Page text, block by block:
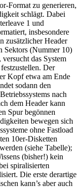
Format zu generieren,
schlägt. Dabei
1 und
insbesondere
zusätzlicher Header
Sektors (Nummer 10)
das System
Der
Kopf etwa am Ende
sodann den
nach
dem Header kann
Spur begönnen
bewegen sich
ohne Fastload
10er-Disketten
(siehe Tabelle);
(bisher!) kein
spiralisierten
Die erste derartige
kann’s aber auch